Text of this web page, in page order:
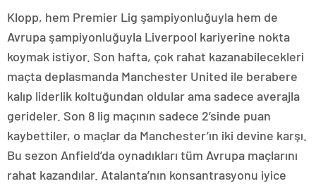
Klopp, hem Premier Lig şampiyonluğuyla hem de
Avrupa şampiyonluğuyla Liverpool kariyerine nokta
koymak istiyor. Son hafta, çok rahat kazanabilecekleri
maçta deplasmanda Manchester United ile berabere
kalıp liderlik koltuğundan oldular ama sadece averajla
gerideler. Son 8 lig maçının sadece 2’sinde puan
kaybettiler, o maçlar da Manchester’ın iki devine karşı.
Bu sezon Anfield’da oynadıkları tüm Avrupa maçlarını
rahat kazandılar. Atalanta’nın konsantrasyonu iyice